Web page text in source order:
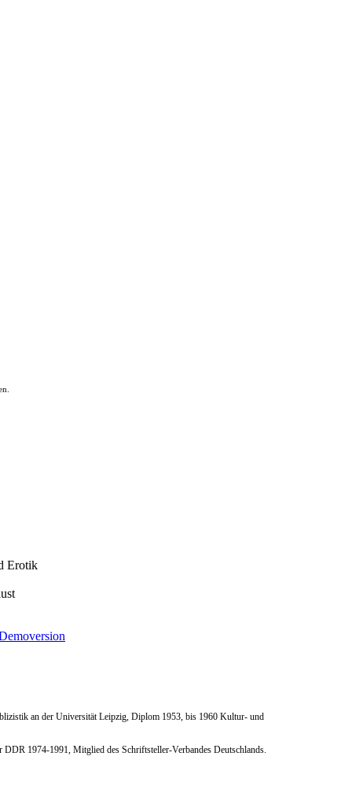
Erotik
an der Universität Leipzig, Diplom 1953, bis 1960 Kultur- und
1974-1991, Mitglied des Schriftsteller-Verbandes Deutschlands.